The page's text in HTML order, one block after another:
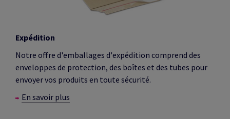
Expédition
Notre offre d'emballages d'expédition comprend des
enveloppes de protection, des boîtes et des tubes pour
envoyer vos produits en toute sécurité.
En savoir plus